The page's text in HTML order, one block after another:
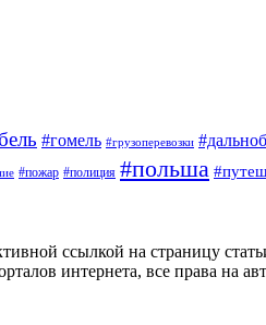
#гомель #грузоперевозки
#пожар #полиция #польша
ссылкой на страницу
интернета, все права на